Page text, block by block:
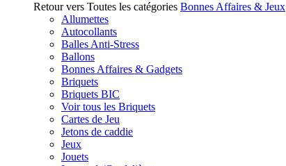
Retour vers Toutes les catégories Bonnes Affaires & Jeux
Allumettes
Autocollants
Balles Anti-Stress
Ballons
Bonnes Affaires & Gadgets
Briquets
Briquets BIC
Voir tous les Briquets
Cartes de Jeu
Jetons de caddie
Jeux
Jouets